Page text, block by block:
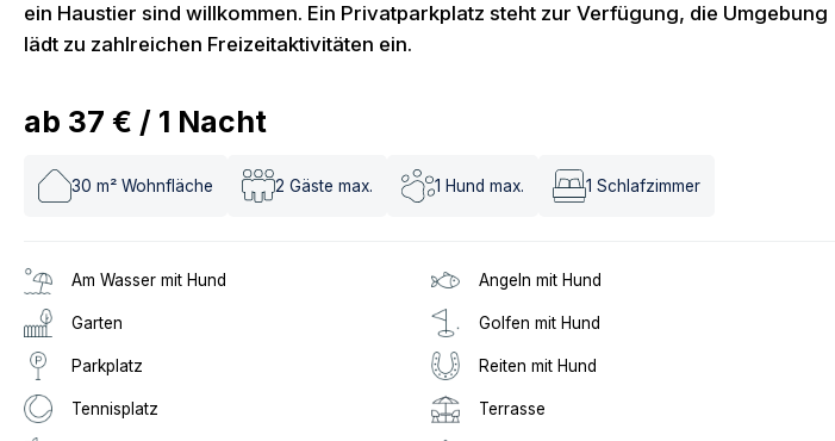
ein Haustier sind willkommen. Ein Privatparkplatz steht zur Verfügung, die Umgebung
lädt zu zahlreichen Freizeitaktivitäten ein.
ab 37 € / 1 Nacht
30 m² Wohnfläche 2 Gäste max. 1 Hund max. 1 Schlafzimmer
Am Wasser mit Hund Angeln mit Hund
Garten Golfen mit Hund
Parkplatz Reiten mit Hund
Tennisplatz Terrasse